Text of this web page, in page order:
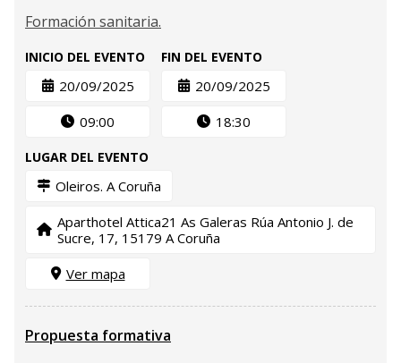
Formación sanitaria.
INICIO DEL EVENTO
20/09/2025
09:00
FIN DEL EVENTO
20/09/2025
18:30
LUGAR DEL EVENTO
Oleiros. A Coruña
Aparthotel Attica21 As Galeras Rúa Antonio J. de
Sucre, 17, 15179 A Coruña
Ver mapa
Propuesta formativa